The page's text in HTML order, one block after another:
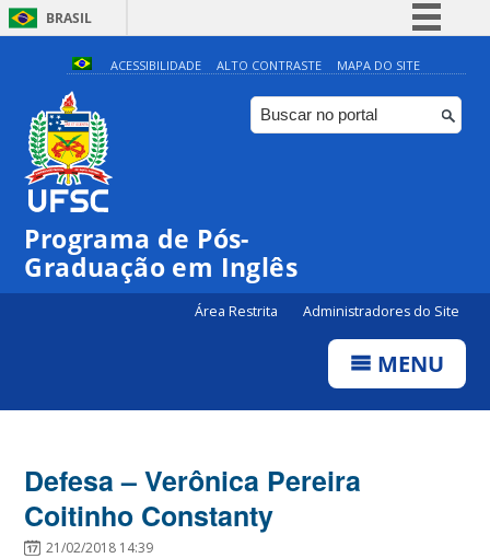
BRASIL
Simplifique!
Comunica BR
Participe
ACESSIBILIDADE ALTO CONTRASTE MAPA DO SITE
Programa de Pós-
Graduação em Inglês
Área Restrita Administradores do Site
MENU
Defesa – Verônica Pereira
Coitinho Constanty
21/02/2018 14:39